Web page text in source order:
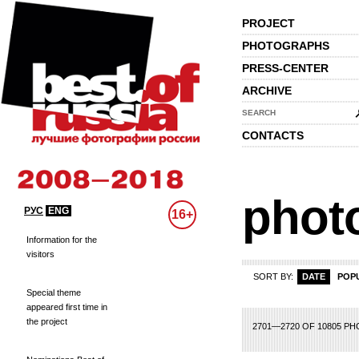
PROJECT
PHOTOGRAPHS
PRESS-CENTER
ARCHIVE
SEARCH
CONTACTS
РУС ENG 16+
Information for the
visitors
Special theme
appeared first time in
the project
SORT BY: DATE
2701—2720 OF 10805
113 114 122 123 124 125 126